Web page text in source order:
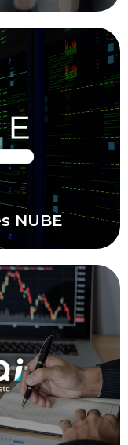
preventivo
NUBE
NUBE
servidores
y